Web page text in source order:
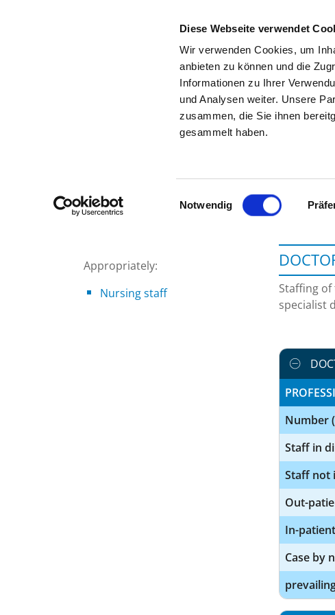
Diese Webseite verwendet
Wir verwenden Cookies, um
anbieten zu können und die
Informationen zu Ihrer
und Analysen weiter. Unsere
zusammen, die Sie ihnen
gesammelt haben.
Einwilligungsauswahl
Notwendig
To the specialist department
Appropriately:
Nursing staff
Staffing
specialist
Number
Staff in
Staff not
Out-
In-
Case by